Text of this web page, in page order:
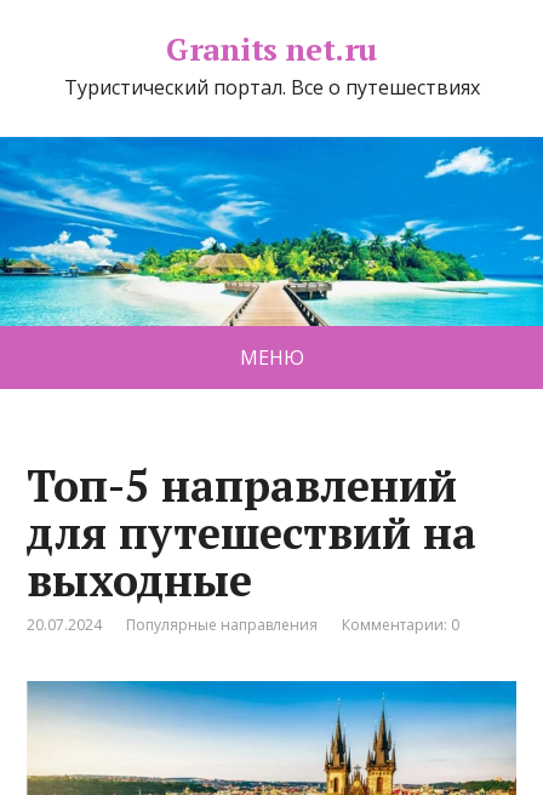
Granits net.ru
Туристический портал. Все о путешествиях
МЕНЮ
Топ-5 направлений
для путешествий на
выходные
20.07.2024 Популярные направления Комментарии: 0